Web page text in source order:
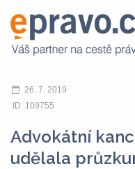
26. 7. 2019
ID: 109755
Advokátní
udělala